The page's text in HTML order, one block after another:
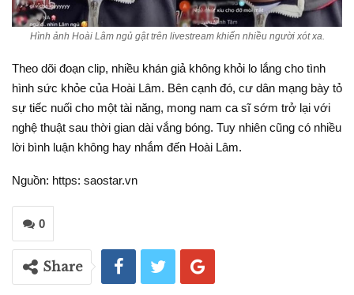
Hình ảnh Hoài Lâm ngủ gật trên livestream khiến nhiều người xót xa.
Theo dõi đoạn clip, nhiều khán giả không khỏi lo lắng cho tình
hình sức khỏe của Hoài Lâm. Bên cạnh đó, cư dân mạng bày tỏ
sự tiếc nuối cho một tài năng, mong nam ca sĩ sớm trở lại với
nghệ thuật sau thời gian dài vắng bóng. Tuy nhiên cũng có nhiều
lời bình luận không hay nhắm đến Hoài Lâm.
Nguồn: https: saostar.vn
0
Share